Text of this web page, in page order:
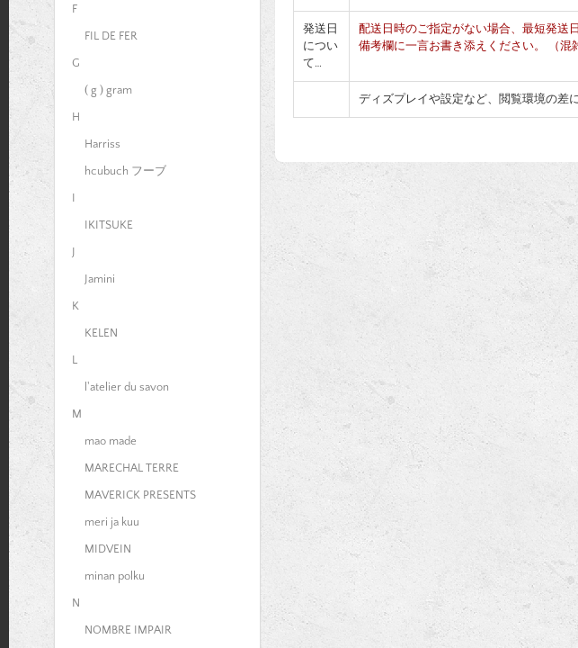
発送日
につい
て…
配送日時のご指定がない場合、最短発送
備考欄に一言お書き添えください。 （混
ディズプレイや設定など、閲覧環境の差
F
FIL DE FER
G
( g ) gram
H
Harriss
hcubuch フーブ
IKITSUKE
Jamini
K
KELEN
L
l'atelier du savon
M
mao made
MARECHAL TERRE
MAVERICK PRESENTS
meri ja kuu
MIDVEIN
minan polku
N
NOMBRE IMPAIR